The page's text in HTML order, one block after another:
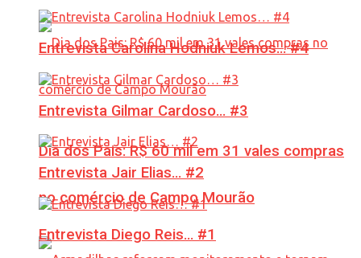
Dia dos Pais: R$ 60 mil em 31 vales compras
no comércio de Campo Mourão
Entrevista Carolina Hodniuk Lemos… #4
Entrevista Gilmar Cardoso… #3
Entrevista Jair Elias… #2
Entrevista Diego Reis… #1